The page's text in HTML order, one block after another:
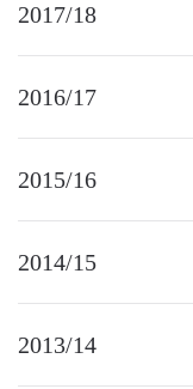
2017/18
2016/17
2015/16
2014/15
2013/14